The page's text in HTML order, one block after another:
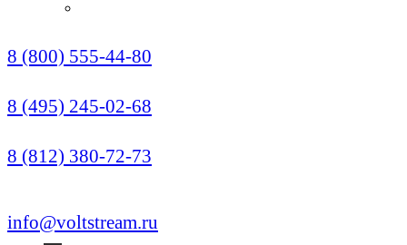
8 (800) 555-44-80
8 (495) 245-02-68
8 (812) 380-72-73
info@voltstream.ru